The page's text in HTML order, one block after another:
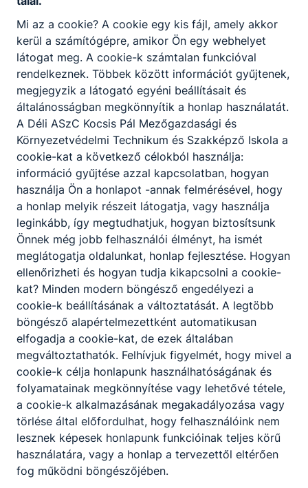
Mi az a cookie? A cookie egy kis fájl, amely akkor
kerül a számítógépre, amikor Ön egy webhelyet
látogat meg. A cookie-k számtalan funkcióval
rendelkeznek. Többek között információt gyűjtenek,
megjegyzik a látogató egyéni beállításait és
általánosságban megkönnyítik a honlap használatát.
A Déli ASzC Kocsis Pál Mezőgazdasági és
Környezetvédelmi Technikum és Szakképző Iskola a
cookie-kat a következő célokból használja:
információ gyűjtése azzal kapcsolatban, hogyan
használja Ön a honlapot -annak felmérésével, hogy
a honlap melyik részeit látogatja, vagy használja
leginkább, így megtudhatjuk, hogyan biztosítsunk
Önnek még jobb felhasználói élményt, ha ismét
meglátogatja oldalunkat, honlap fejlesztése. Hogyan
ellenőrizheti és hogyan tudja kikapcsolni a cookie-
kat? Minden modern böngésző engedélyezi a
cookie-k beállításának a változtatását. A legtöbb
böngésző alapértelmezettként automatikusan
elfogadja a cookie-kat, de ezek általában
megváltoztathatók. Felhívjuk figyelmét, hogy mivel a
cookie-k célja honlapunk használhatóságának és
folyamatainak megkönnyítése vagy lehetővé tétele,
a cookie-k alkalmazásának megakadályozása vagy
törlése által előfordulhat, hogy felhasználóink nem
lesznek képesek honlapunk funkcióinak teljes körű
használatára, vagy a honlap a tervezettől eltérően
fog működni böngészőjében.